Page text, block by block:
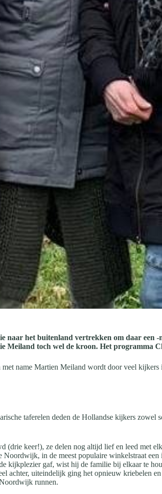
naar het buitenland vertrekken om daar
Meiland toch wel de kroon. Het programma
name Martien Meiland wordt door veel
taferelen deden de Hollandse kijkers
(drie keer!), ze delen nog altijd lief en leed met
in de meest populaire winkelstraat
kijkplezier gaf, wist hij de familie bij elkaar te
achter, uiteindelijk ging het opnieuw kriebelen
runnen.